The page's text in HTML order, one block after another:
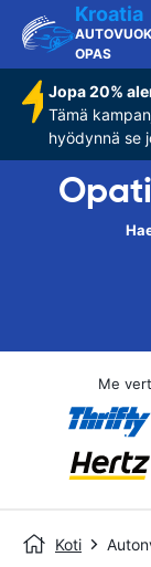
Kroatia
OPAS
Jopa 20%
Tämä
hyödynnä se
Me
Koti